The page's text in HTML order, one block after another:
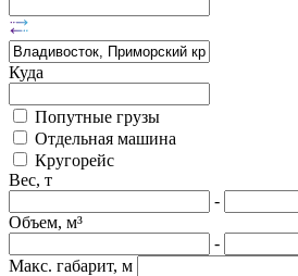
Куда
Попутные грузы
Отдельная машина
Кругорейс
Вес, т
-
Объем, м³
-
Макс. габарит, м